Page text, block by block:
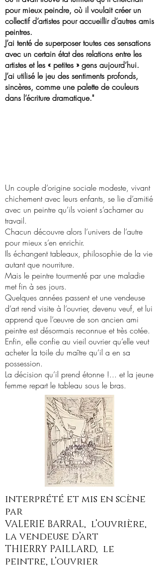
pour mieux peindre, où il voulait créer un
collectif d’artistes pour accueillir d’autres amis
peintres.
J’ai tenté de superposer toutes ces sensations
avec un certain état des relations entre les
artistes et les « petites » gens aujourd’hui.
J’ai utilisé le jeu des sentiments profonds,
sincères, comme une palette de couleurs
dans l’écriture dramatique."
Un couple d’origine sociale modeste, vivant
chichement avec leurs enfants, se lie d’amitié
avec un peintre qu’ils voient s’acharner au
travail.
Chacun découvre alors l’univers de l’autre
pour mieux s’en enrichir.
Ils échangent tableaux, philosophie de la vie
autant que nourriture.
Mais le peintre tourmenté par une maladie
met fin à ses jours.
Quelques années passent et une vendeuse
d’art rend visite à l’ouvrier, devenu veuf, et lui
apprend que l’œuvre de son ancien ami
peintre est désormais reconnue et très cotée.
Enfin, elle confie au vieil ouvrier qu’elle veut
acheter la toile du maître qu’il a en sa
possession.
La décision qu’il prend étonne !... et la jeune
femme repart le tableau sous le bras.
interprété et mis en scène
par
VALERIE BARRAL, l’ouvrière,
la vendeuse d’art
THIERRY PAILLARD, le
peintre, l’ouvrier